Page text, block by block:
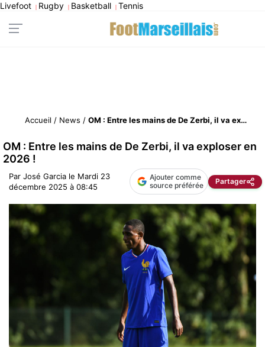
Livefoot | Rugby | Basketball | Tennis
Accueil / News / OM : Entre les mains de De Zerbi, il va exploser en 2026 !
OM : Entre les mains de De Zerbi, il va exploser en
2026 !
Par José Garcia le Mardi 23
décembre 2025 à 08:45
Ajouter comme
source préférée
Partager